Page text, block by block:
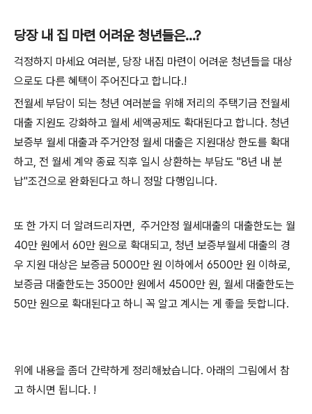
당장 내 집 마련 어려운 청년들은...?
걱정하지 마세요 여러분, 당장 내집 마련이 어려운 청년들을 대상
으로도 다른 혜택이 주어진다고 합니다.!
전월세 부담이 되는 청년 여러분을 위해 저리의 주택기금 전월세
대출 지원도 강화하고 월세 세액공제도 확대된다고 합니다. 청년
보증부 월세 대출과 주거안정 월세 대출은 지원대상 한도를 확대
하고, 전 월세 계약 종료 직후 일시 상환하는 부담도 "8년 내 분
납"조건으로 완화된다고 하니 정말 다행입니다.
또 한 가지 더 알려드리자면, 주거안정 월세대출의 대출한도는 월
40만 원에서 60만 원으로 확대되고, 청년 보증부월세 대출의 경
우 지원 대상은 보증금 5000만 원 이하에서 6500만 원 이하로,
보증금 대출한도는 3500만 원에서 4500만 원, 월세 대출한도는
50만 원으로 확대된다고 하니 꼭 알고 계시는 게 좋을 듯합니다.
위에 내용을 좀더 간략하게 정리해놨습니다. 아래의 그림에서 참
고 하시면 됩니다. !